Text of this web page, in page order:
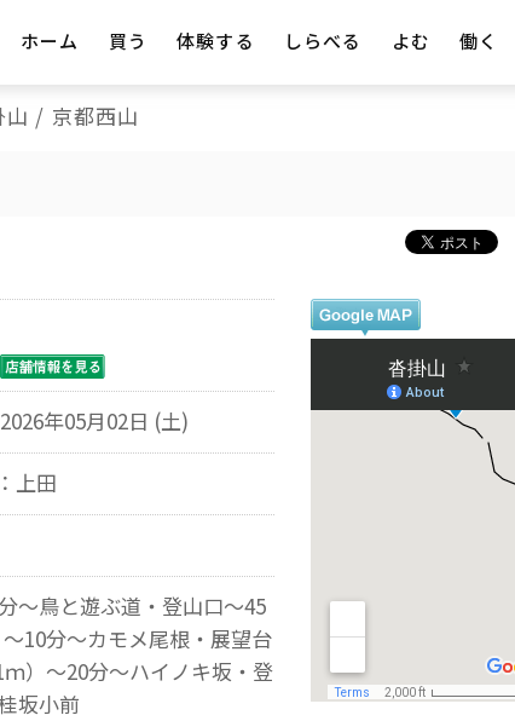
ホーム 買う 体験する しらべる よむ 働く
山 / 京都西山
年05月02日 (土)
上田
～鳥と遊ぶ道・登山口～45
10分～カモメ尾根・展望台
）～20分～ハイノキ坂・登
坂小前